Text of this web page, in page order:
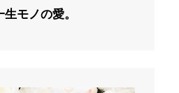
モノの愛。